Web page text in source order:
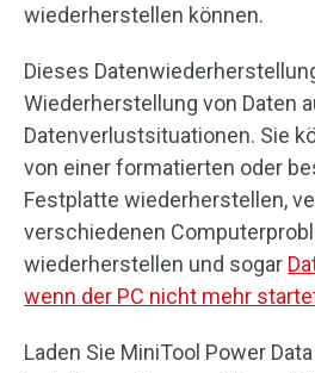
wiederherstellen können.
Dieses
Wiederherstellung von Daten
Datenverlustsituationen. Sie
von einer formatierten oder
Festplatte wiederherstellen,
verschiedenen
wiederherstellen und sogar
wenn der PC nicht mehr
Laden Sie MiniTool Power